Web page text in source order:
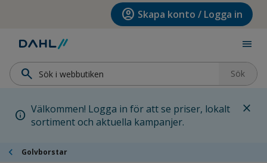
Hoppa till huvudinnehållet account_circle Skapa konto / Logga in
menu
search Sök
info Välkommen! Logga in för att se priser, lokalt
sortiment och aktuella kampanjer.
close
chevron_left Golvborstar